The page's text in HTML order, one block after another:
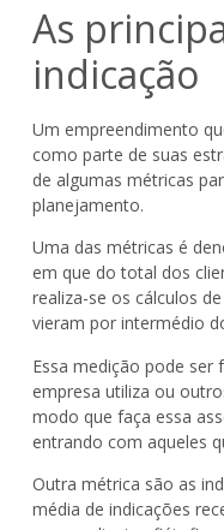
As
indicação
Um empreendimento
como parte de suas
de algumas métricas
planejamento.
Uma das métricas é
em que do total dos
realiza-se os cálculos
vieram por intermédio
Essa medição pode
empresa utiliza ou
modo que faça essa
entrando com aqueles
Outra métrica são as
média de indicações